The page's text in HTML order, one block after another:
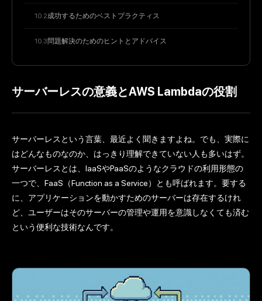
成功するためのベストプラクティス
問題解決のためのヒントとアドバイス
サーバーレスの意義とAWS Lambdaの役割
サーバーレスという言葉、最近よく聞きますよね。でも、実際に
はどんなものなのか、はっきり理解できていない人も多いはず。
サーバーレスとは、IaaSやPaaSのようなクラウドの利用形態の
一つで、FaaS（Function as a Service）とも呼ばれます。要する
に、アプリケーションを動かすためのサーバーは存在するけれ
ど、ユーザーはそのサーバーの管理や運用を意識しなくても済む
という便利な技術なんです。